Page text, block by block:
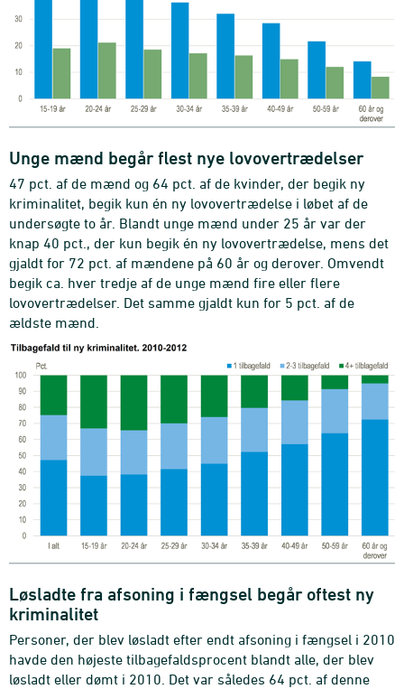
Unge mænd begår flest nye lovovertrædelser
47 pct. af de mænd og 64 pct. af de kvinder, der begik ny
kriminalitet, begik kun én ny lovovertrædelse i løbet af de
undersøgte to år. Blandt unge mænd under 25 år var der
knap 40 pct., der kun begik én ny lovovertrædelse, mens det
gjaldt for 72 pct. af mændene på 60 år og derover. Omvendt
begik ca. hver tredje af de unge mænd fire eller flere
lovovertrædelser. Det samme gjaldt kun for 5 pct. af de
ældste mænd.
Løsladte fra afsoning i fængsel begår oftest ny
kriminalitet
Personer, der blev løsladt efter endt afsoning i fængsel i 2010
havde den højeste tilbagefaldsprocent blandt alle, der blev
løsladt eller dømt i 2010. Det var således 64 pct. af denne